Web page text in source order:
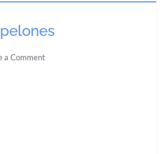
a Comment